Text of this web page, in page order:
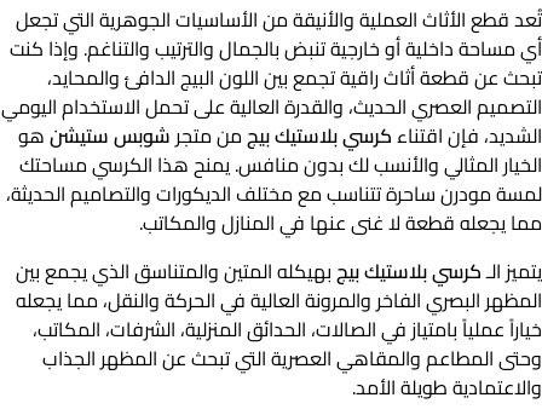
تُعد قطع الأثاث العملية والأنيقة من الأساسيات الجوهرية التي تجعل
أي مساحة داخلية أو خارجية تنبض بالجمال والترتيب والتناغم. وإذا كنت
تبحث عن قطعة أثاث راقية تجمع بين اللون البيج الدافئ والمحايد،
التصميم العصري الحديث، والقدرة العالية على تحمل الاستخدام اليومي
الشديد، فإن اقتناءكرسي بلاستيك بيجمن متجرشوبس ستيشنهو
الخيار المثالي والأنسب لك بدون منافس. يمنح هذا الكرسي مساحتك
لمسة مودرن ساحرة تتناسب مع مختلف الديكورات والتصاميم الحديثة،
مما يجعله قطعة لا غنى عنها في المنازل والمكاتب.
يتميز الـكرسي بلاستيك بيجبهيكله المتين والمتناسق الذي يجمع بين
المظهر البصري الفاخر والمرونة العالية في الحركة والنقل، مما يجعله
خياراً عملياً بامتياز في الصالات، الحدائق المنزلية، الشرفات، المكاتب،
وحتى المطاعم والمقاهي العصرية التي تبحث عن المظهر الجذاب
والاعتمادية طويلة الأمد.